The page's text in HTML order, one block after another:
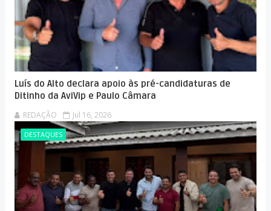
Luís do Alto declara apoio às pré-candidaturas de
Ditinho da AviVip e Paulo Câmara
REDAÇÃO Jul 16, 2026
DESTAQUES